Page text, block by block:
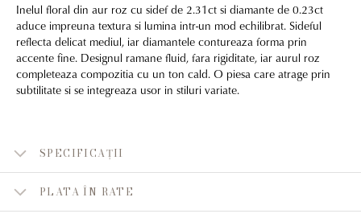
Inelul floral din aur roz cu sidef de 2.31ct si diamante de 0.23ct
aduce impreuna textura si lumina intr-un mod echilibrat. Sideful
reflecta delicat mediul, iar diamantele contureaza forma prin
accente fine. Designul ramane fluid, fara rigiditate, iar aurul roz
completeaza compozitia cu un ton cald. O piesa care atrage prin
subtilitate si se integreaza usor in stiluri variate.
SPECIFICAȚII
PLATA ÎN RATE